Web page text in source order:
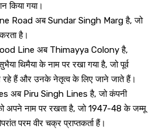
किया गया।
Road अब Sundar Singh Marg है, जो
है।
Line अब Thimayya Colony है,
थिमैया के नाम पर रखा गया है, जो पूर्व
हैं और उनके नेतृत्व के लिए जाने जाते हैं।
अब Piru Singh Lines है, जो कंपनी
अपने नाम पर रखता है, जो 1947-48 के जम्मू
परम वीर चक्र प्राप्तकर्ता हैं।